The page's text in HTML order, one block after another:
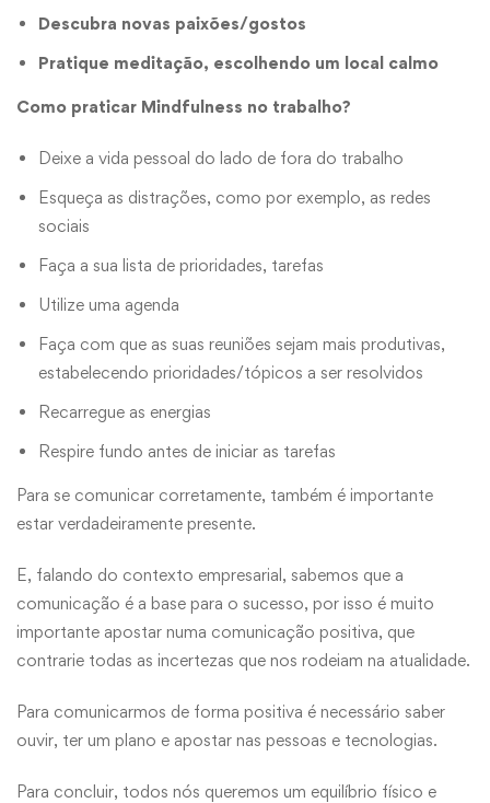
Descubra novas paixões/gostos
Pratique meditação, escolhendo um local calmo
Como praticar Mindfulness no trabalho?
Deixe a vida pessoal do lado de fora do trabalho
Esqueça as distrações, como por exemplo, as redes
sociais
Faça a sua lista de prioridades, tarefas
Utilize uma agenda
Faça com que as suas reuniões sejam mais produtivas,
estabelecendo prioridades/tópicos a ser resolvidos
Recarregue as energias
Respire fundo antes de iniciar as tarefas
Para se comunicar corretamente, também é importante
estar verdadeiramente presente.
E, falando do contexto empresarial, sabemos que a
comunicação é a base para o sucesso, por isso é muito
importante apostar numa comunicação positiva, que
contrarie todas as incertezas que nos rodeiam na atualidade.
Para comunicarmos de forma positiva é necessário saber
ouvir, ter um plano e apostar nas pessoas e tecnologias.
Para concluir, todos nós queremos um equilíbrio físico e